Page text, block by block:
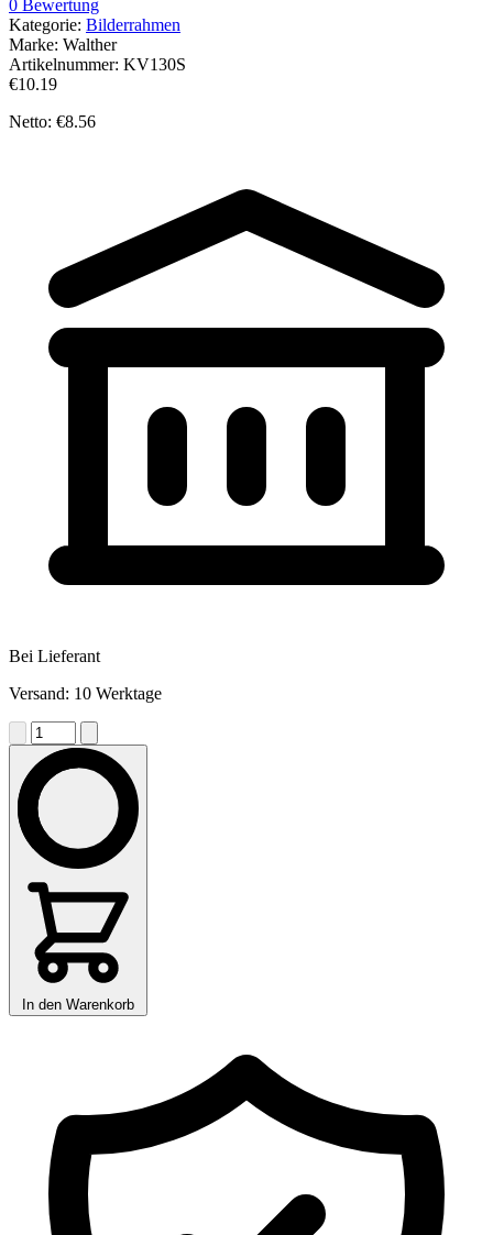
0 Bewertung
Kategorie: Bilderrahmen
Marke: Walther
Artikelnummer: KV130S
€10.19
Netto: €8.56
Bei Lieferant
Versand: 10 Werktage
In den Warenkorb